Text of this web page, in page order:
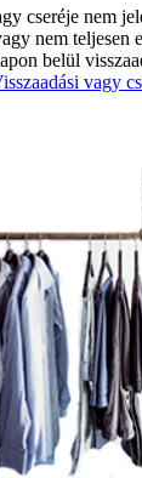
cseréje nem
nem teljesen
belül
vagy